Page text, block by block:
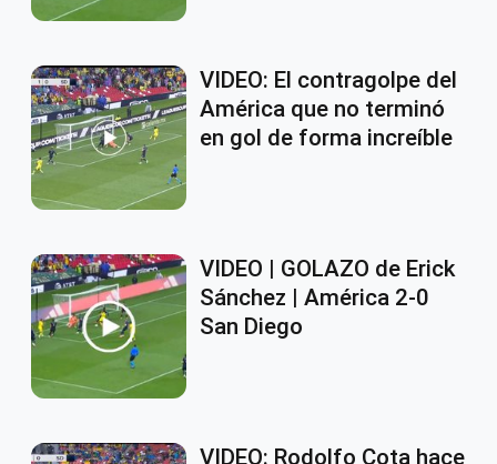
VIDEO: El contragolpe del
América que no terminó
en gol de forma increíble
VIDEO | GOLAZO de Erick
Sánchez | América 2-0
San Diego
VIDEO: Rodolfo Cota hace